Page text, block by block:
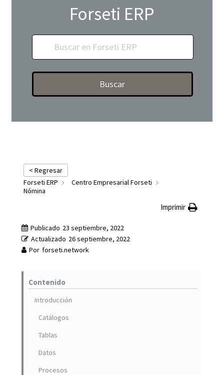
Forseti ERP
Buscar
< Regresar
Forseti ERP
Centro Empresarial Forseti
Nómina
Imprimir
Publicado 23 septiembre, 2022
Actualizado 26 septiembre, 2022
Por forseti.network
Contenido
Introducción
Catálogos
Tablas
Datos
Procesos